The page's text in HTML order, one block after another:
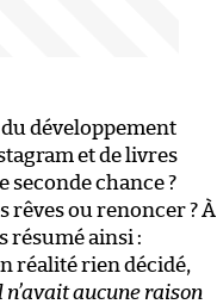
du développement
et de livres
seconde chance ?
rêves ou renoncer ? À
résumé ainsi :
réalité rien décidé,
n’avait aucune raison